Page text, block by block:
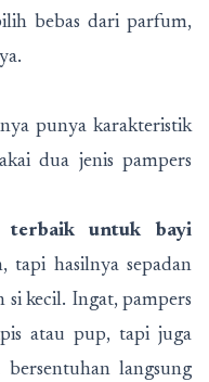
bebas dari parfum,
punya karakteristik
dua jenis pampers
terbaik untuk bayi
tapi hasilnya sepadan
si kecil. Ingat, pampers
atau pup, tapi juga
langsung